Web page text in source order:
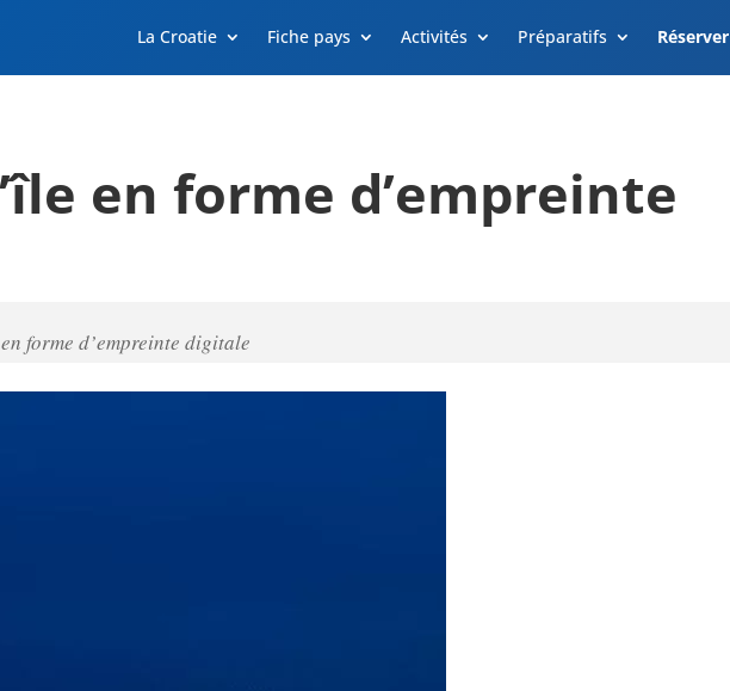
La Croatie Fiche pays Activités Préparatifs Réserver
en forme d’empreinte
forme d’empreinte digitale